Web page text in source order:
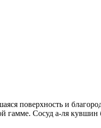
поверхность и
Сосуд а-ля кувшин